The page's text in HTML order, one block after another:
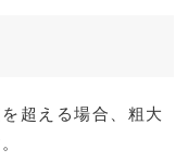
超える場合、粗大